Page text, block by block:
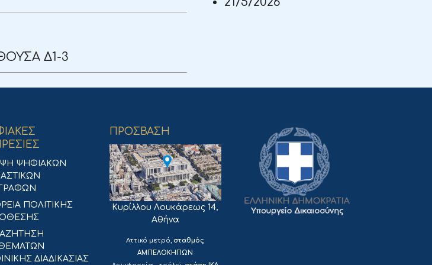
Δ1-3
ΨΗΦΙΑΚΩΝ
ΠΟΛΙΤΙΚΗΣ
ΔΙΑΔΙΚΑΣΙΑΣ
ΠΡΟΣΒΑΣΗ
Κυρίλλου Λουκάρεως 14,
Αθήνα
Aττικό μετρό, σταθμός
ΑΜΠΕΛΟΚΗΠΩΝ